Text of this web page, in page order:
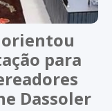
orientou
para
Dassoler